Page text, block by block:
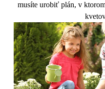
musíte urobiť plán, v